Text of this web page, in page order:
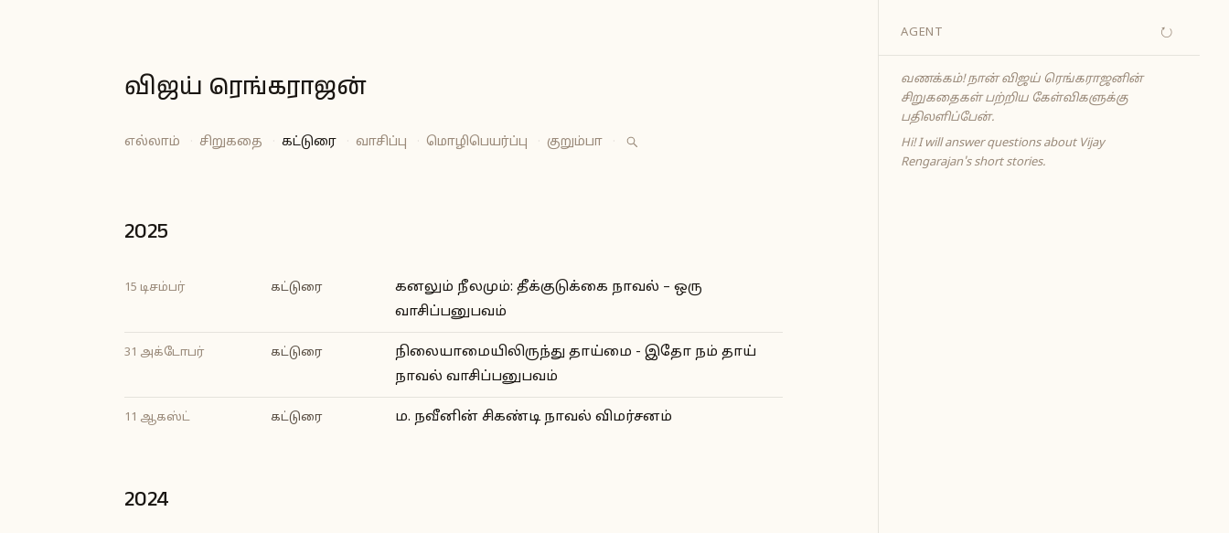
விஜய் ரெங்கராஜன்
எல்லாம் சிறுகதை கட்டுரை வாசிப்பு மொழிபெயர்ப்பு குறும்பா
2025
15 டிசம்பர் கட்டுரை
கனலும் நீலமும்: தீக்குடுக்கை நாவல் – ஒரு
வாசிப்பனுபவம்
31 அக்டோபர் கட்டுரை
நிலையாமையிலிருந்து தாய்மை - இதோ நம் தாய்
நாவல் வாசிப்பனுபவம்
11 ஆகஸ்ட் கட்டுரை ம. நவீனின் சிகண்டி நாவல் விமர்சனம்
2024
AGENT ↻
வணக்கம்! நான் விஜய் ரெங்கராஜனின்
சிறுகதைகள் பற்றிய கேள்விகளுக்கு
பதிலளிப்பேன்.
Hi! I will answer questions about Vijay
Rengarajan's short stories.